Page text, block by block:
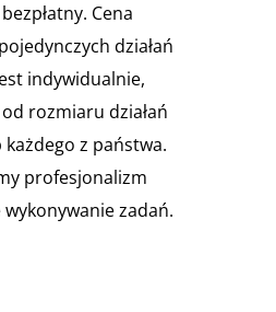
Cena
działań
indywidualnie,
rozmiaru działań
z państwa.
profesjonalizm
zadań.